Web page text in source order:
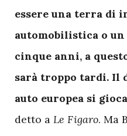
essere una terra di
automobilistica o
cinque anni, a
sarà troppo tardi. Il
auto europea si
detto a Le Figaro. Ma